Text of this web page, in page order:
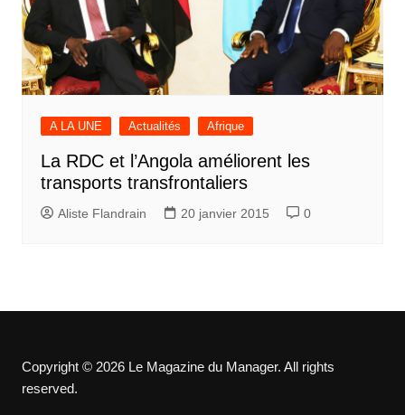
A LA UNE Actualités Afrique
La RDC et l’Angola améliorent les
transports transfrontaliers
Aliste Flandrain 20 janvier 2015 0
Copyright © 2026 Le Magazine du Manager. All rights
reserved.